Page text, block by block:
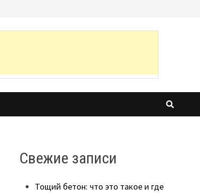
Свежие записи
Тощий бетон: что это такое и где